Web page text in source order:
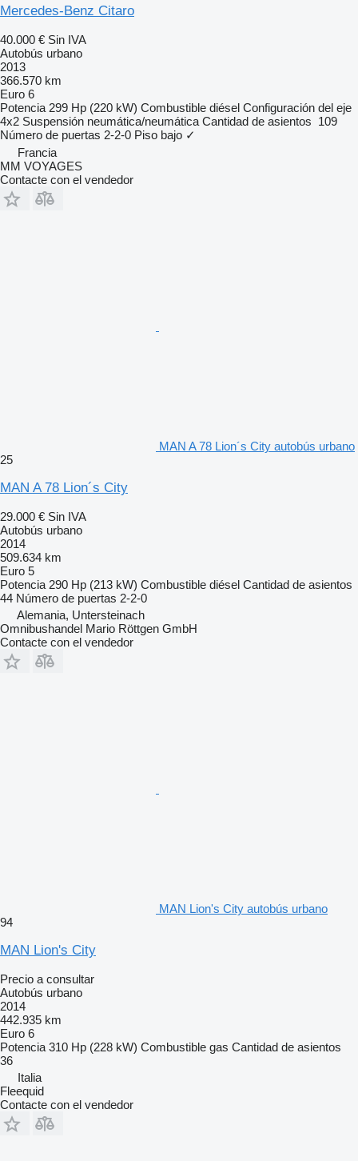
Mercedes-Benz Citaro
40.000 € Sin IVA
Autobús urbano
2013
366.570 km
Euro 6
Potencia 299 Hp (220 kW) Combustible diésel Configuración del eje
4x2 Suspensión neumática/neumática Cantidad de asientos 109
Número de puertas 2-2-0 Piso bajo ✓
Francia
MM VOYAGES
Contacte con el vendedor
MAN A 78 Lion´s City autobús urbano
25
MAN A 78 Lion´s City
29.000 € Sin IVA
Autobús urbano
2014
509.634 km
Euro 5
Potencia 290 Hp (213 kW) Combustible diésel Cantidad de asientos
44 Número de puertas 2-2-0
Alemania, Untersteinach
Omnibushandel Mario Röttgen GmbH
Contacte con el vendedor
MAN Lion's City autobús urbano
94
MAN Lion's City
Precio a consultar
Autobús urbano
2014
442.935 km
Euro 6
Potencia 310 Hp (228 kW) Combustible gas Cantidad de asientos
36
Italia
Fleequid
Contacte con el vendedor